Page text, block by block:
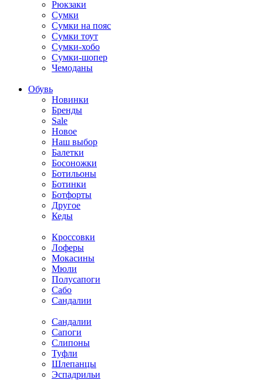
Рюкзаки
Сумки
Сумки на пояс
Сумки тоут
Сумки-хобо
Сумки-шопер
Чемоданы
Обувь
Новинки
Бренды
Sale
Новое
Наш выбор
Балетки
Босоножки
Ботильоны
Ботинки
Ботфорты
Другое
Кеды
Кроссовки
Лоферы
Мокасины
Мюли
Полусапоги
Сабо
Сандалии
Сандалии
Сапоги
Слипоны
Туфли
Шлепанцы
Эспадрильи